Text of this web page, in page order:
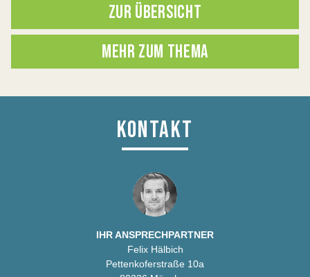
ZUR ÜBERSICHT
MEHR ZUM THEMA
KONTAKT
IHR ANSPRECHPARTNER
Felix Hälbich
Pettenkoferstraße 10a